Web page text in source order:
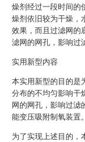
燥剂经过一段时间的
燥剂依旧较为干燥，
效果，而且过滤网的
滤网的网孔，影响过
实用新型内容
本实用新型的目的是
分布的不均匀影响干
网的网孔，影响过滤
能变压吸附制氧装置。
为了实现上述目的，